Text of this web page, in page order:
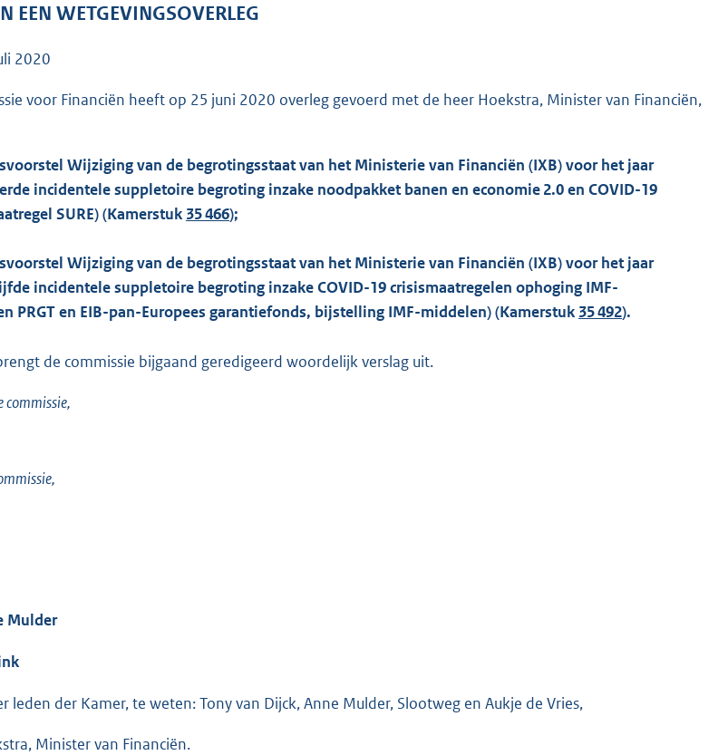
1
EEN WETGEVINGSOVERLEG
2020
voor Financiën heeft op 25 juni 2020 overleg gevoerd met de heer Hoekstra, Minister van Financiën,
Wijziging van de begrotingsstaat van het Ministerie van Financiën (IXB) voor het jaar
incidentele suppletoire begroting inzake noodpakket banen en economie 2.0 en COVID-19
SURE) (Kamerstuk 35 466);
Wijziging van de begrotingsstaat van het Ministerie van Financiën (IXB) voor het jaar
incidentele suppletoire begroting inzake COVID-19 crisismaatregelen ophoging IMF-
PRGT en EIB-pan-Europees garantiefonds, bijstelling IMF-middelen) (Kamerstuk 35 492).
de commissie bijgaand geredigeerd woordelijk verslag uit.
commissie,
Mulder
leden der Kamer, te weten: Tony van Dijck, Anne Mulder, Slootweg en Aukje de Vries,
Minister van Financiën.